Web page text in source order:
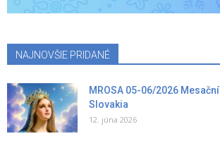
NAJNOVŠIE PRIDANÉ
MROSA 05-06/2026
Slovakia
12. júna 2026